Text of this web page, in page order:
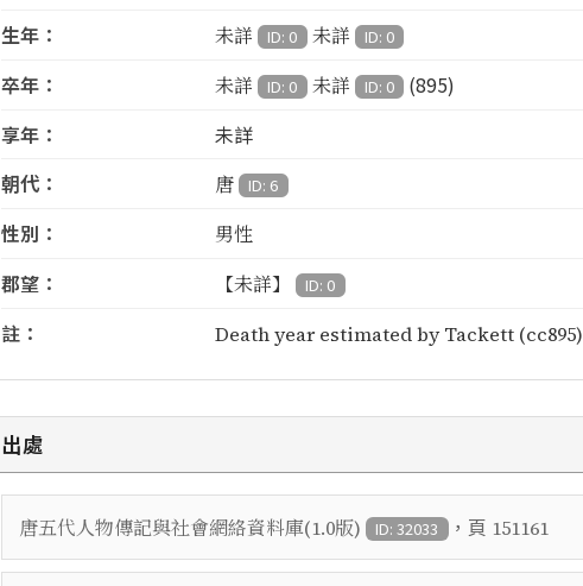
生年： 未詳 ID: 0 未詳 ID: 0
卒年： 未詳 ID: 0 未詳 ID: 0
(895)
享年：
未詳
朝代：
唐 ID: 6
性別： 男性
郡望： 【未詳】 ID: 0
註： Death year estimated by Tackett (cc895)
出處
唐五代人物傳記與社會網絡資料庫(1.0版) ID: 32033 ，頁 151161